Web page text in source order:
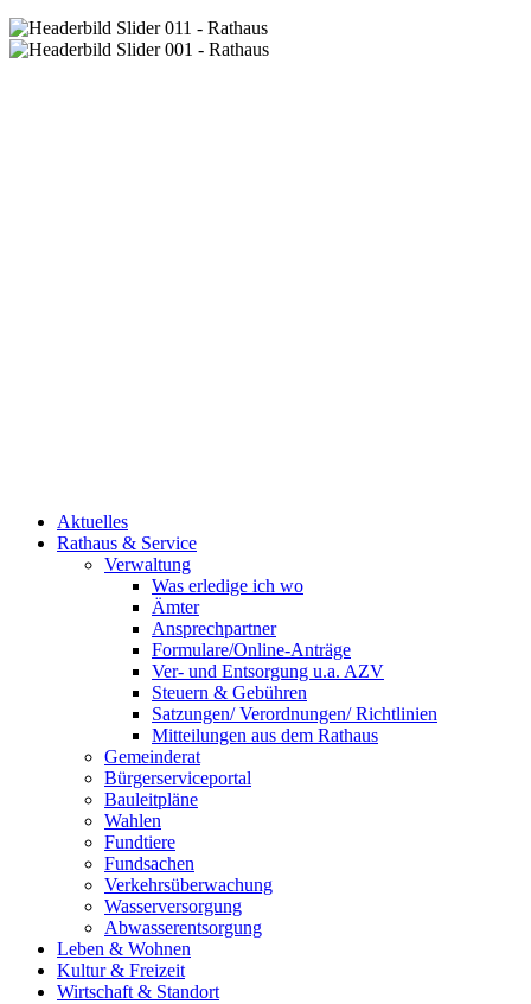
Aktuelles
Rathaus & Service
Verwaltung
Was erledige ich wo
Ämter
Ansprechpartner
Formulare/Online-Anträge
Ver- und Entsorgung u.a. AZV
Steuern & Gebühren
Satzungen/ Verordnungen/ Richtlinien
Mitteilungen aus dem Rathaus
Gemeinderat
Bürgerserviceportal
Bauleitpläne
Wahlen
Fundtiere
Fundsachen
Verkehrsüberwachung
Wasserversorgung
Abwasserentsorgung
Leben & Wohnen
Kultur & Freizeit
Wirtschaft & Standort